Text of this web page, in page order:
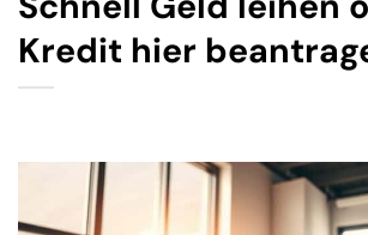
Kredit hier